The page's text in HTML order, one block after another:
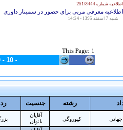
اطلاعیه شماره 251/8444
اطلاعیه معرفی مربی برای حضور در سمینار داوری
شنبه 7 اسفند 1395 - 14:24
This Page: 1
- 10 -